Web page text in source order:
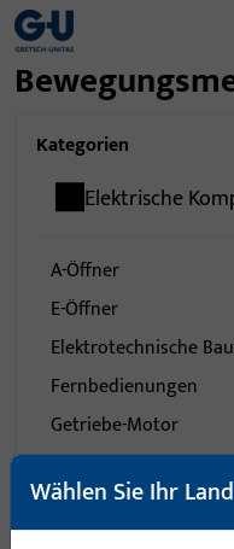
Kategorien
Elektrische
A-Öffner
E-Öffner
Elektrotechnische
Fernbedienungen
Getriebe-Motor
Lesegeräte
Sender
Sensoren
Wählen Sie Ihr